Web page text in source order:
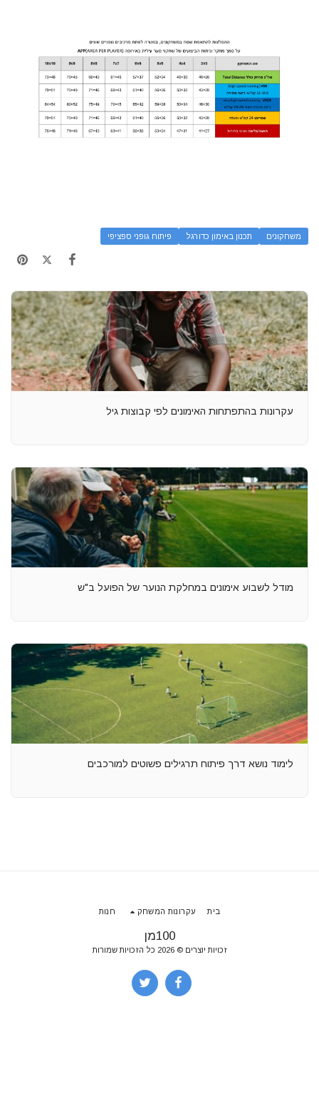
משחקונים תכנון באימון כדורגל פיתוח גופני ספציפי
עקרונות בהתפתחות האימונים לפי קבוצות גיל
מודל לשבוע אימונים במחלקת הנוער של הפועל ב"ש
לימוד נושא דרך פיתוח תרגילים פשוטים למורכבים
100מן
זכויות יוצרים © 2026 כל הזכויות שמורות
בית עקרונות המשחק חנות